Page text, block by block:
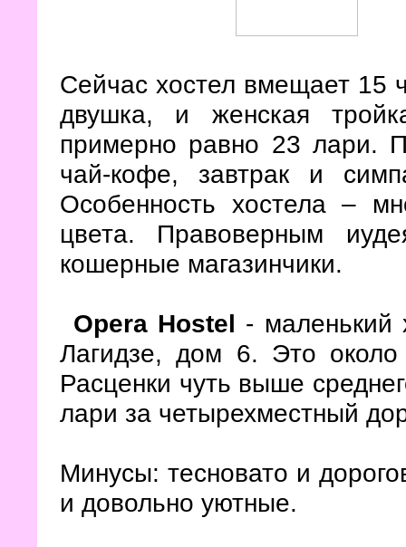
Сейчас хостел вмещает 15
двушка, и женская
примерно равно 23 лари.
чай-кофе, завтрак и
Особенность хостела –
цвета. Правоверным
кошерные магазинчики.
Opera Hostel - маленький
Лагидзе, дом 6. Это
Расценки чуть выше
лари за четырехместный
Минусы: тесновато и
и довольно уютные.